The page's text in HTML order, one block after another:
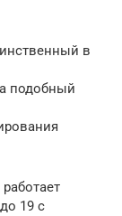
в
подобный
19 с